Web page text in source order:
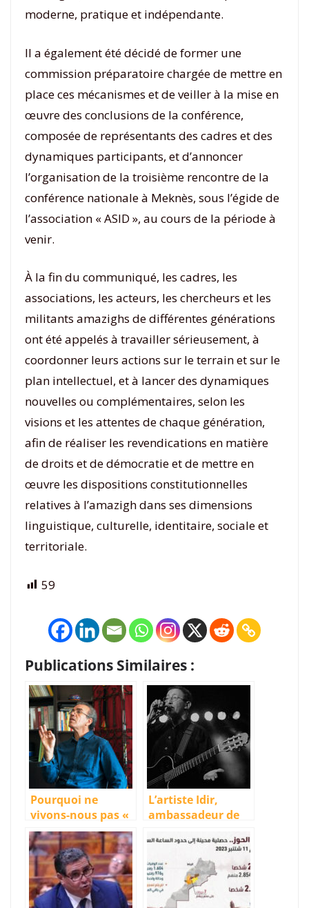
moderne, pratique et indépendante.
Il a également été décidé de former une
commission préparatoire chargée de mettre en
place ces mécanismes et de veiller à la mise en
œuvre des conclusions de la conférence,
composée de représentants des cadres et des
dynamiques participants, et d’annoncer
l’organisation de la troisième rencontre de la
conférence nationale à Meknès, sous l’égide de
l’association « ASID », au cours de la période à
venir.
À la fin du communiqué, les cadres, les
associations, les acteurs, les chercheurs et les
militants amazighs de différentes générations
ont été appelés à travailler sérieusement, à
coordonner leurs actions sur le terrain et sur le
plan intellectuel, et à lancer des dynamiques
nouvelles ou complémentaires, selon les
visions et les attentes de chaque génération,
afin de réaliser les revendications en matière
de droits et de démocratie et de mettre en
œuvre les dispositions constitutionnelles
relatives à l’amazigh dans ses dimensions
linguistique, culturelle, identitaire, sociale et
territoriale.
59
Publications Similaires :
Pourquoi ne
vivons-nous pas «
l’Islam de la
Norvège »?
L’artiste Idir,
ambassadeur de
amazighe, s’est
éteint